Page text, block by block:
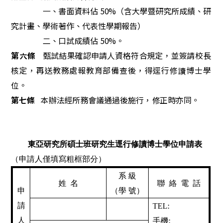
一、書面資料佔 50%（含大學暨研究所成績、研
究計畫、學術著作、代表性學期報告）
二、口試成績佔 50%。
第六條甄試結果確認申請人資格符合規定，並簽請校長
核定，再送教務處報教育部備查後，得逕行修讀博士學
位。
第七條 本辦法經所務會議通過後施行 ， 修正時亦同。
東亞研究所碩士班研究生逕行修讀博士學位申請表
（申請人僅填寫粗框部分）
申
請
人
姓 名
系 級
（學 號）
聯 絡 電 話
TEL:
手機: